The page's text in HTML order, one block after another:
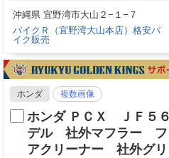
沖縄県 宜野湾市大山２−１−７
バイクＲ（宜野湾大山本店）格安バ
イク販売
ホンダ 複数画像
ホンダ ＰＣＸ ＪＦ５
デル 社外マフラー
アクリーナー 社外グ